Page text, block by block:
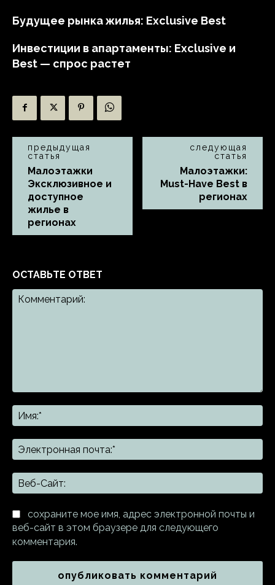
Будущее рынка жилья: Exclusive Best
Инвестиции в апартаменты: Exclusive и
Best — спрос растет
предыдущая
статья
Малоэтажки
Эксклюзивное и
доступное
жилье в
регионах
следующая
статья
Малоэтажки:
Must-Have Best в
регионах
ОСТАВЬТЕ ОТВЕТ
сохраните мое имя, адрес электронной почты и
веб-сайт в этом браузере для следующего
комментария.